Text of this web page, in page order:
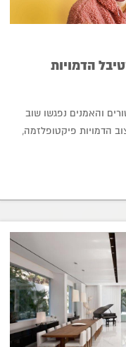
הדמויות
והאמנים נפגשו שוב
הדמויות פיקטופלזמה,